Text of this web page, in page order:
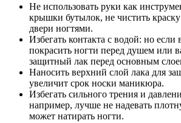
Не использовать руки как
крышки бутылок, не чистить
двери ногтями.
Избегать контакта с водой: но
покрасить ногти перед душем или
защитный лак перед основным
Наносить верхний слой лака для
увеличит срок носки маникюра.
Избегать сильного трения и
например, лучше не надевать
может натирать ногти.